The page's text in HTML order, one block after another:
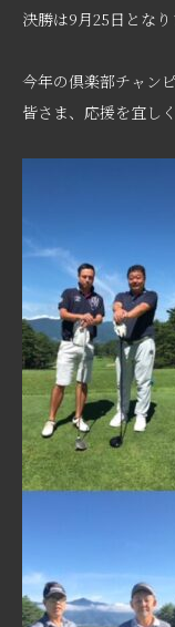
決勝は9月25日となり
今年の倶楽部チャン
皆さま、応援を宜し